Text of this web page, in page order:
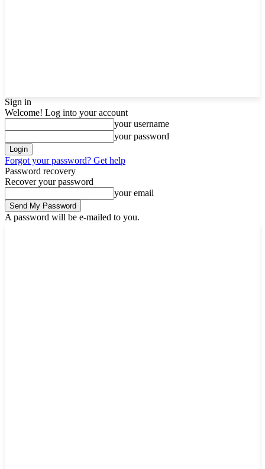
Sign in
Welcome! Log into your account
your username
your password
Forgot your password? Get help
Password recovery
Recover your password
your email
A password will be e-mailed to you.